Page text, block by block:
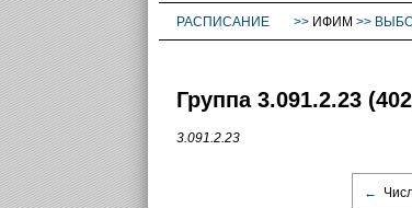
РАСПИСАНИЕ >> ИФИМ >>
Группа 3.091.2.23
3.091.2.23
←